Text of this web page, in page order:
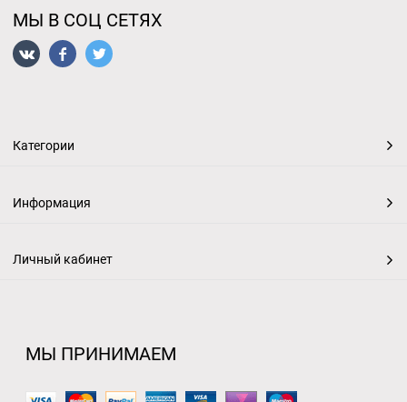
МЫ В СОЦ СЕТЯХ
Категории
Информация
Личный кабинет
МЫ ПРИНИМАЕМ